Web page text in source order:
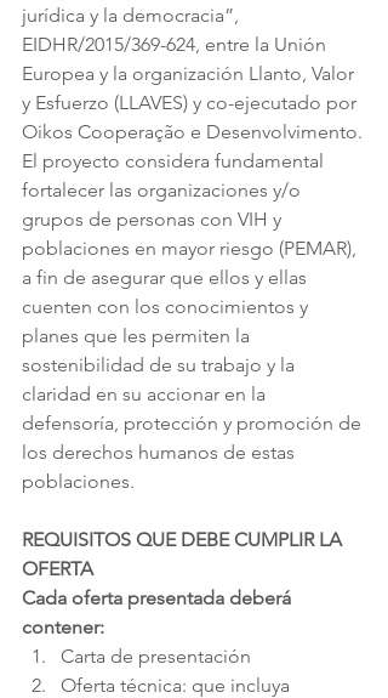
jurídica y la democracia”,
EIDHR/2015/369-624, entre la Unión
Europea y la organización Llanto, Valor
y Esfuerzo (LLAVES) y co-ejecutado por
Oikos Cooperação e Desenvolvimento.
El proyecto considera fundamental
fortalecer las organizaciones y/o
grupos de personas con VIH y
poblaciones en mayor riesgo (PEMAR),
a fin de asegurar que ellos y ellas
cuenten con los conocimientos y
planes que les permiten la
sostenibilidad de su trabajo y la
claridad en su accionar en la
defensoría, protección y promoción de
los derechos humanos de estas
poblaciones.
REQUISITOS QUE DEBE CUMPLIR LA
OFERTA
Cada oferta presentada deberá
contener:
Carta de presentación
Oferta técnica: que incluya